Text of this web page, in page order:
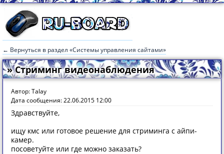
← Вернуться в раздел «Системы управления сайтами»
» Стриминг видеонаблюдения
Автор: Talay
Дата сообщения: 22.06.2015 12:00
Здравствуйте,
ищу кмс или готовое решение для стриминга с айпи-
камер.
посоветуйте или где можно заказать?